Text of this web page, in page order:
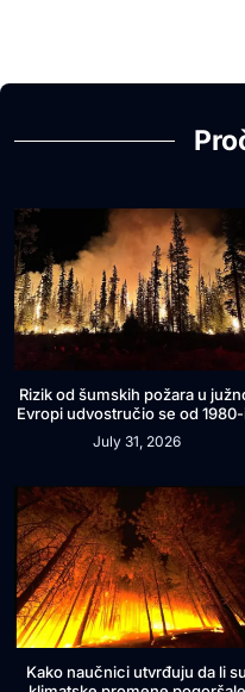
Rizik od šumskih požara u
Evropi udvostručio se od
July 31, 2026
Kako naučnici utvrđuju da li su